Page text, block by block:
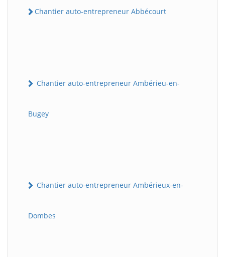
Chantier auto-entrepreneur Abbécourt
Chantier auto-entrepreneur Ambérieu-en-
Bugey
Chantier auto-entrepreneur Ambérieux-en-
Dombes